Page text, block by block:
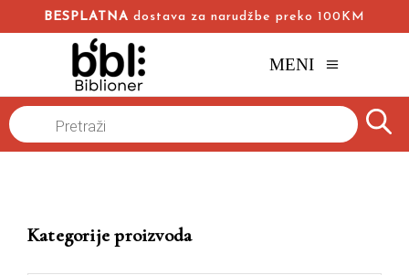
BESPLATNA dostava za narudžbe preko 100KM
MENI
Naslovna
Products
search
Kategorije proizvoda